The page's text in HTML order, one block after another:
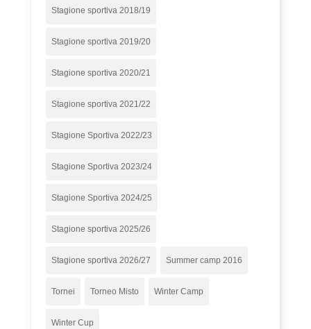
Stagione sportiva 2018/19
Stagione sportiva 2019/20
Stagione sportiva 2020/21
Stagione sportiva 2021/22
Stagione Sportiva 2022/23
Stagione Sportiva 2023/24
Stagione Sportiva 2024/25
Stagione sportiva 2025/26
Stagione sportiva 2026/27 Summer camp 2016
Tornei Torneo Misto Winter Camp
Winter Cup